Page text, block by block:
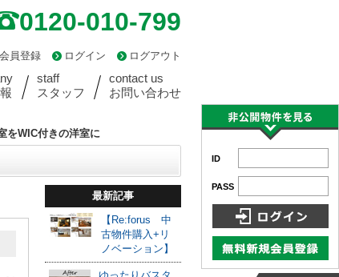
0120-010-799
ログアウト
ログイン
会員登録
staff
スタッフ
contact us
お問い合わせ
をWIC付きの洋室に
最新記事
【Re:forus 中
古物件購入+リ
ノベーション】
ID
PASS